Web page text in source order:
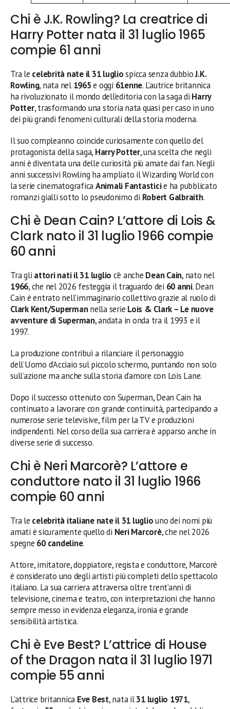
Chi è J.K. Rowling? La creatrice di
Harry Potter nata il 31 luglio 1965
compie 61 anni
Tra le celebrità nate il 31 lugliospicca senza dubbioJ.K.
Rowling, nata nel 1965e oggi 61enne. L’autrice britannica
ha rivoluzionato il mondo dell’editoria con la saga di Harry
Potter, trasformando una storia nata quasi per caso in uno
dei più grandi fenomeni culturali della storia moderna.
Il suo compleanno coincide curiosamente con quello del
protagonista della saga, Harry Potter, una scelta che negli
anni è diventata una delle curiosità più amate dai fan. Negli
anni successivi Rowling ha ampliato il Wizarding World con
la serie cinematograficaAnimali Fantasticie ha pubblicato
romanzi gialli sotto lo pseudonimo di Robert Galbraith.
Chi è Dean Cain? L’attore di Lois &
Clark nato il 31 luglio 1966 compie
60 anni
Tra gli attori nati il 31 luglio c’è anche Dean Cain, nato nel
1966, che nel 2026 festeggia il traguardo dei 60 anni. Dean
Cain è entrato nell’immaginario collettivo grazie al ruolo di
Clark Kent/Supermannella serie Lois & Clark – Le nuove
avventure di Superman, andata in onda tra il 1993 e il
1997.
La produzione contribuì a rilanciare il personaggio
dell’Uomo d’Acciaio sul piccolo schermo, puntando non solo
sull’azione ma anche sulla storia d’amore con Lois Lane.
Dopo il successo ottenuto con Superman, Dean Cain ha
continuato a lavorare con grande continuità, partecipando a
numerose serie televisive, film per la TV e produzioni
indipendenti. Nel corso della sua carriera è apparso anche in
diverse serie di successo.
Chi è Neri Marcorè? L’attore e
conduttore nato il 31 luglio 1966
compie 60 anni
Tra le celebrità italiane nate il 31 lugliouno dei nomi più
amati è sicuramente quello di Neri Marcorè, che nel 2026
spegne 60 candeline.
Attore, imitatore, doppiatore, regista e conduttore, Marcorè
è considerato uno degli artisti più completi dello spettacolo
italiano. La sua carriera attraversa oltre trent’anni di
televisione, cinema e teatro, con interpretazioni che hanno
sempre messo in evidenza eleganza, ironia e grande
sensibilità artistica.
Chi è Eve Best? L’attrice di House
of the Dragon nata il 31 luglio 1971
compie 55 anni
L’attrice britannica Eve Best, nata il31 luglio 1971,